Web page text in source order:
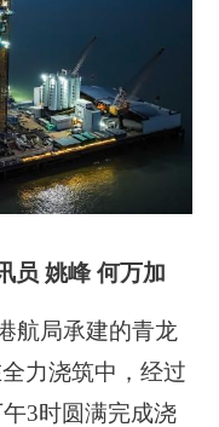
员 姚峰 何万加
航局承建的青龙
力浇筑中，经过
3时圆满完成浇